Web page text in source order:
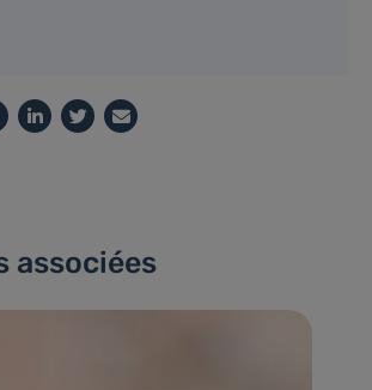
associées